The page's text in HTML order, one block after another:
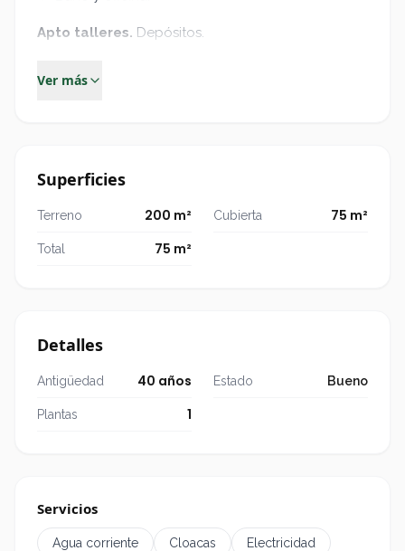
Apto talleres. Depósitos.
Luz Monofásica
✓ Actualización cuatrimestral por ICL
Garantías
✓ 4 recibos de sueldo ó
Ver más
Superficies
Terreno 200 m² Cubierta 75 m²
Total 75 m²
Detalles
Antigüedad 40 años Estado Bueno
Plantas 1
Servicios
Agua corriente Cloacas Electricidad